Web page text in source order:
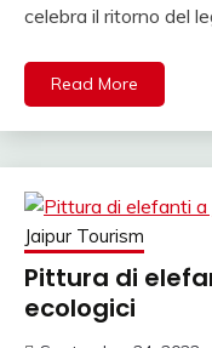
celebra il ritorno del
Read More
Jaipur Tourism
Pittura di
ecologici